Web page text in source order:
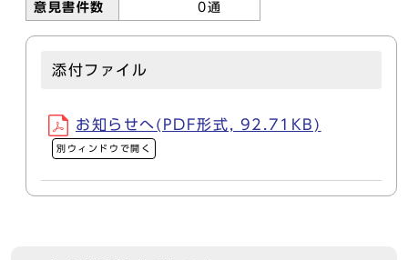
意見書件数 0通
添付ファイル
お知らせへ(PDF形式, 92.71KB)
別ウィンドウで開く